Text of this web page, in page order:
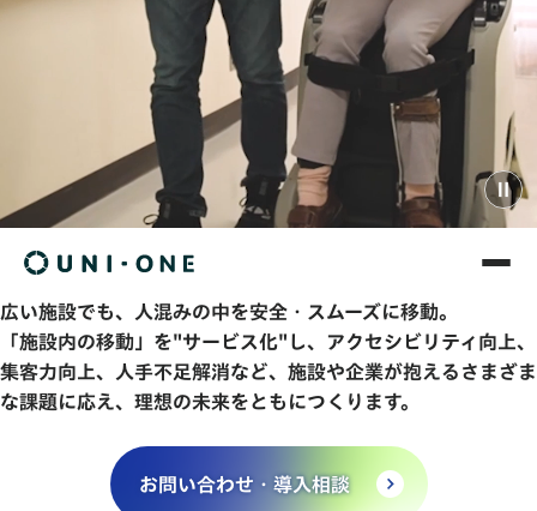
広い施設でも、人混みの中を安全・スムーズに移動。
「施設内の移動」を"サービス化"し、アクセシビリティ向上、
集客力向上、人手不足解消など、施設や企業が抱えるさまざま
な課題に応え、理想の未来をともにつくります。
お問い合わせ・導入相談